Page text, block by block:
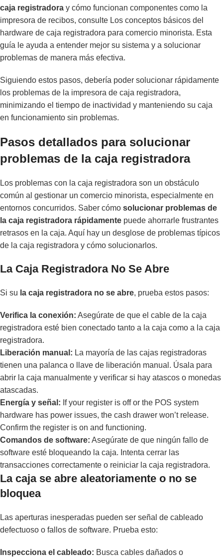
caja registradora y cómo funcionan componentes como la
impresora de recibos, consulte Los conceptos básicos del
hardware de caja registradora para comercio minorista. Esta
guía le ayuda a entender mejor su sistema y a solucionar
problemas de manera más efectiva.
Siguiendo estos pasos, debería poder solucionar rápidamente
los problemas de la impresora de caja registradora,
minimizando el tiempo de inactividad y manteniendo su caja
en funcionamiento sin problemas.
Pasos detallados para solucionar
problemas de la caja registradora
Los problemas con la caja registradora son un obstáculo
común al gestionar un comercio minorista, especialmente en
entornos concurridos. Saber cómo solucionar problemas de
la caja registradora rápidamente puede ahorrarle frustrantes
retrasos en la caja. Aquí hay un desglose de problemas típicos
de la caja registradora y cómo solucionarlos.
La Caja Registradora No Se Abre
Si su la caja registradora no se abre, prueba estos pasos:
Verifica la conexión: Asegúrate de que el cable de la caja
registradora esté bien conectado tanto a la caja como a la caja
registradora.
Liberación manual: La mayoría de las cajas registradoras
tienen una palanca o llave de liberación manual. Úsala para
abrir la caja manualmente y verificar si hay atascos o monedas
atascadas.
Energía y señal: If your register is off or the POS system
hardware has power issues, the cash drawer won’t release.
Confirm the register is on and functioning.
Comandos de software: Asegúrate de que ningún fallo de
software esté bloqueando la caja. Intenta cerrar las
transacciones correctamente o reiniciar la caja registradora.
La caja se abre aleatoriamente o no se
bloquea
Las aperturas inesperadas pueden ser señal de cableado
defectuoso o fallos de software. Prueba esto:
Inspecciona el cableado: Busca cables dañados o